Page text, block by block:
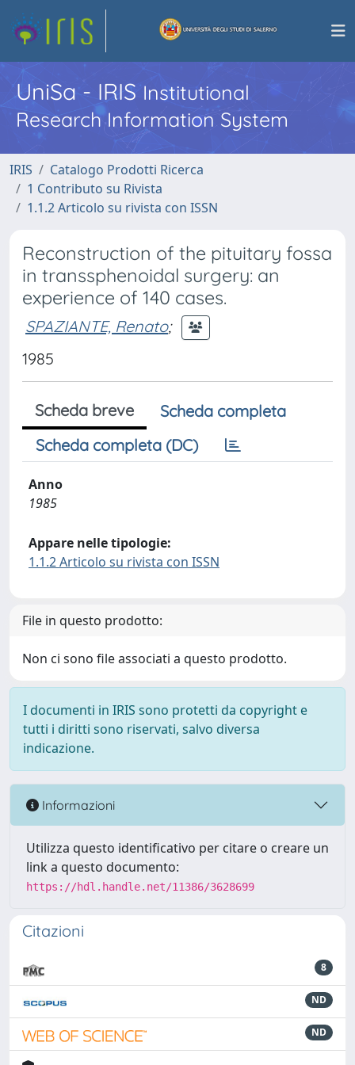
UniSa - IRISInstitutional
Research Information System
IRIS
Catalogo Prodotti Ricerca
1 Contributo su Rivista
1.1.2 Articolo su rivista con ISSN
Reconstruction of the pituitary fossa
in transsphenoidal surgery: an
experience of 140 cases.
SPAZIANTE, Renato;
1985
Scheda breve
Scheda completa
Scheda completa (DC)
Anno
1985
Appare nelle tipologie:
1.1.2 Articolo su rivista con ISSN
File in questo prodotto:
Non ci sono file associati a questo prodotto.
I documenti in IRIS sono protetti da copyright e
tutti i diritti sono riservati, salvo diversa
indicazione.
Informazioni
Utilizza questo identificativo per citare o creare un
link a questo documento:
https://hdl.handle.net/11386/3628699
Citazioni
8
ND
ND